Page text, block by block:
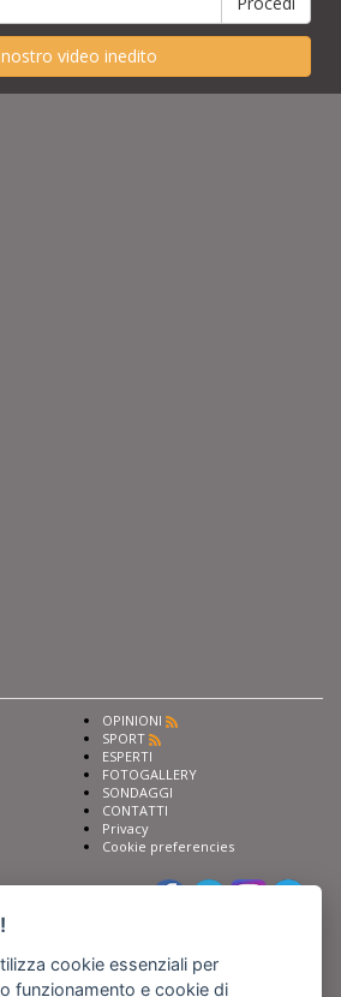
video inedito
OPINIONI
SPORT
ESPERTI
FOTOGALLERY
SONDAGGI
CONTATTI
Privacy
Cookie preferencies
cookie essenziali per
funzionamento e cookie di